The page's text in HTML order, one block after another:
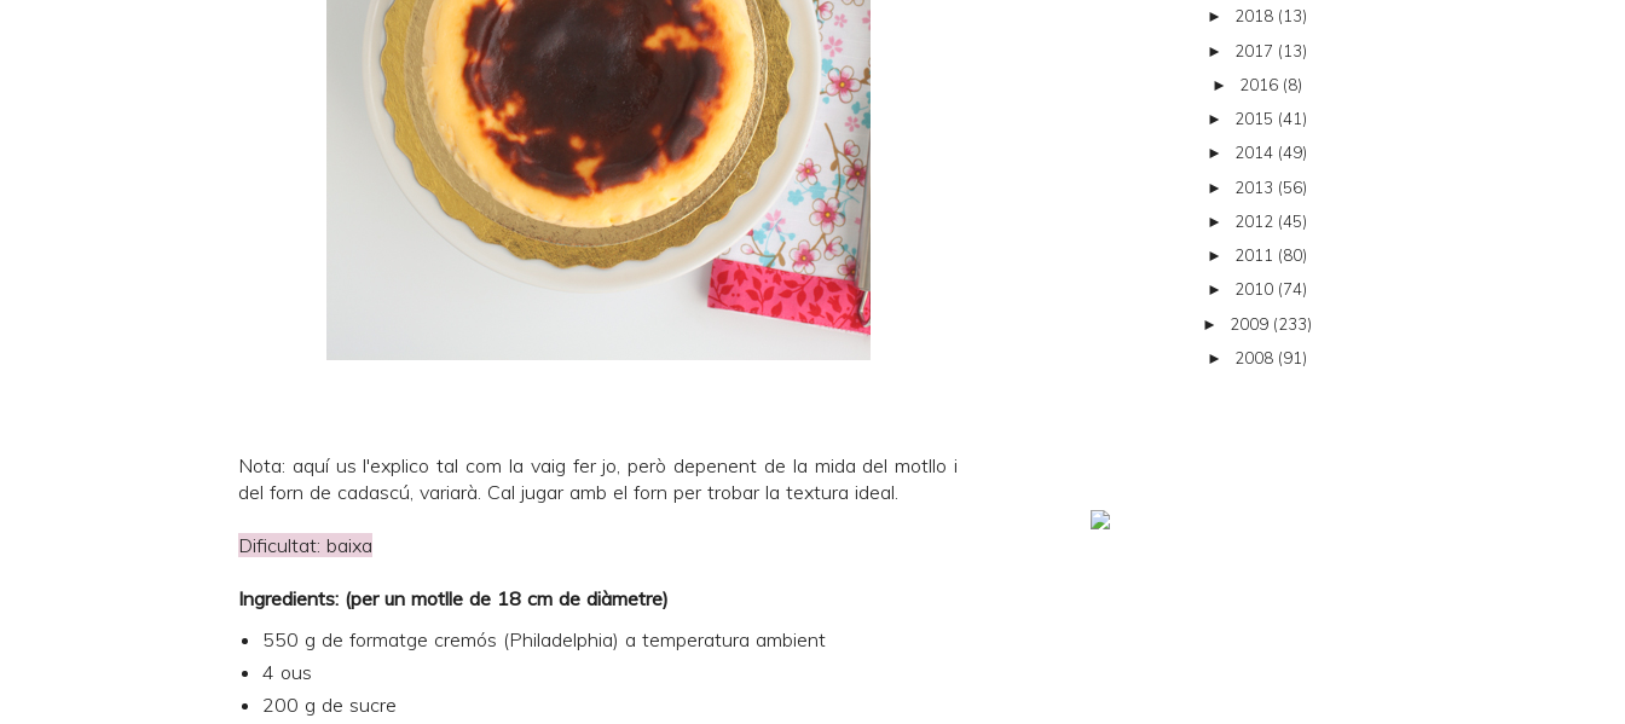
Nota: aquí us l'explico tal com la vaig fer jo, però depenent de la mida del motllo i
del forn de cadascú, variarà. Cal jugar amb el forn per trobar la textura ideal.
Dificultat: baixa
Ingredients: (per un motlle de 18 cm de diàmetre)
550 g de formatge cremós (Philadelphia) a temperatura ambient
4 ous
200 g de sucre
► 2018 (13)
► 2017 (13)
► 2016 (8)
► 2015 (41)
► 2014 (49)
► 2013 (56)
► 2012 (45)
► 2011 (80)
► 2010 (74)
► 2009 (233)
► 2008 (91)